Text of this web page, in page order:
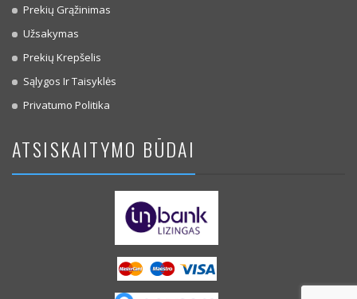
Prekių Grąžinimas
Užsakymas
Prekių Krepšelis
Sąlygos Ir Taisyklės
Privatumo Politika
ATSISKAITYMO BŪDAI